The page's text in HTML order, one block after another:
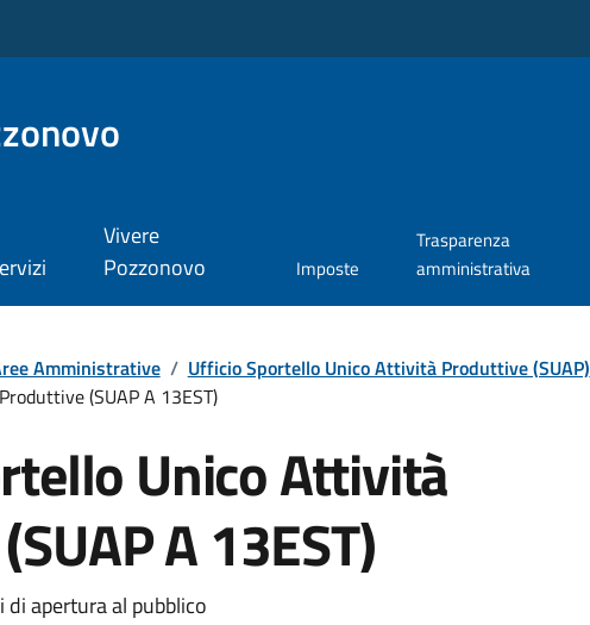
Vivere
Pozzonovo
Imposte
Trasparenza
amministrativa
Amministrative / Ufficio Sportello Unico Attività Produttive (SUAP)
(SUAP A 13EST)
Unico Attività
A 13EST)
apertura al pubblico